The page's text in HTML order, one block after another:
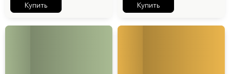
Купить Купить